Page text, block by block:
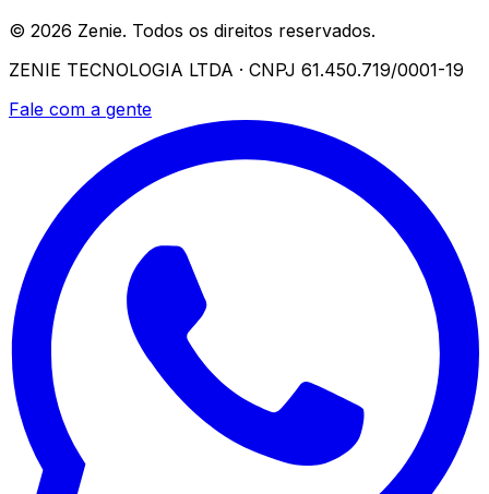
© 2026 Zenie. Todos os direitos reservados.
ZENIE TECNOLOGIA LTDA · CNPJ 61.450.719/0001-19
Fale com a gente